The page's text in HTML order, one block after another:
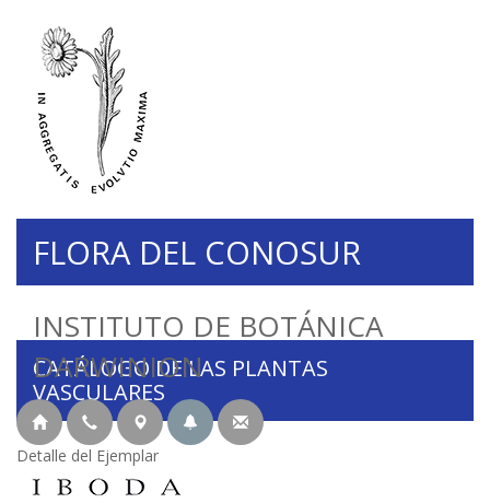
INSTITUTO DE BOTÁNICA
DARWINION
FLORA DEL CONOSUR
CATÁLOGO DE LAS PLANTAS
VASCULARES
Detalle del Ejemplar